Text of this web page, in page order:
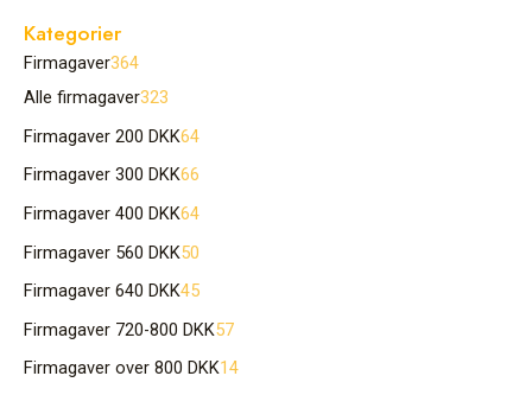
Kategorier
Firmagaver364
Alle firmagaver323
Firmagaver 200 DKK64
Firmagaver 300 DKK66
Firmagaver 400 DKK64
Firmagaver 560 DKK50
Firmagaver 640 DKK45
Firmagaver 720-800 DKK57
Firmagaver over 800 DKK14